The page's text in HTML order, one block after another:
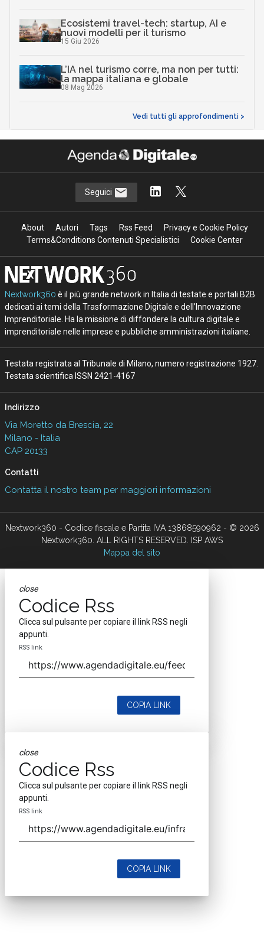
Ecosistemi travel-tech: startup, AI e
nuovi modelli per il turismo
15 Giu 2026
L’IA nel turismo corre, ma non per tutti:
la mappa italiana e globale
08 Mag 2026
Vedi tutti gli approfondimenti >
Seguici
About Autori Tags Rss Feed
Privacy e Cookie Policy
Terms&Conditions Contenuti Specialistici
Cookie Center
Nextwork360 è il più grande network in Italia di testate e portali B2B
dedicati ai temi della Trasformazione Digitale e dell’Innovazione
Imprenditoriale. Ha la missione di diffondere la cultura digitale e
imprenditoriale nelle imprese e pubbliche amministrazioni italiane.
Testata registrata al Tribunale di Milano, numero registrazione 1927.
Testata scientifica ISSN 2421-4167
Indirizzo
Via Moretto da Brescia, 22
Milano - Italia
CAP 20133
Contatti
Contatta il nostro team per maggiori informazioni
Nextwork360 - Codice fiscale e Partita IVA 13868590962 - © 2026
Nextwork360. ALL RIGHTS RESERVED. ISP AWS
Mappa del sito
close
Codice Rss
Clicca sul pulsante per copiare il link RSS negli
appunti.
RSS link
COPIA LINK
close
Codice Rss
Clicca sul pulsante per copiare il link RSS negli
appunti.
RSS link
COPIA LINK